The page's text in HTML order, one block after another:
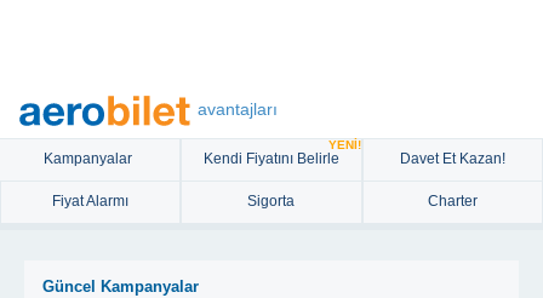
avantajları
Kampanyalar Kendi Fiyatını Belirle
YENİ!
Davet Et Kazan!
Fiyat Alarmı Sigorta Charter
Güncel Kampanyalar